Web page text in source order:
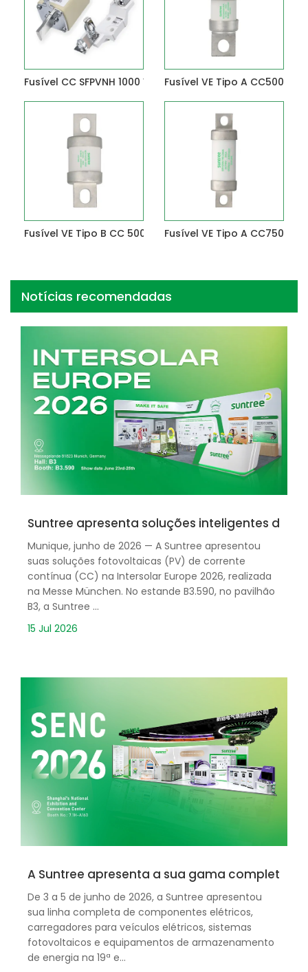
Fusível CC SFPVNH 1000 V Fusível VE Tipo A CC500V
Fusível VE Tipo B CC 500 V 200-400 AFusível VE Tipo A CC750V
Notícias recomendadas
Suntree apresenta soluções inteligentes de
Munique, junho de 2026 — A Suntree apresentou
suas soluções fotovoltaicas (PV) de corrente
contínua (CC) na Intersolar Europe 2026, realizada
na Messe München. No estande B3.590, no pavilhão
B3, a Suntree ...
15 Jul 2026
A Suntree apresenta a sua gama completa
De 3 a 5 de junho de 2026, a Suntree apresentou
sua linha completa de componentes elétricos,
carregadores para veículos elétricos, sistemas
fotovoltaicos e equipamentos de armazenamento
de energia na 19ª e...